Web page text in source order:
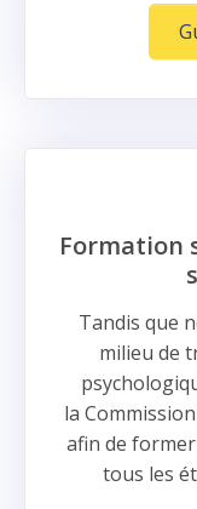
Formation
Tandis que
milieu de
la
afin de
tous les